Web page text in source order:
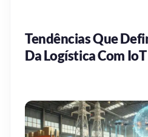
Tendências Que
Da Logística Com